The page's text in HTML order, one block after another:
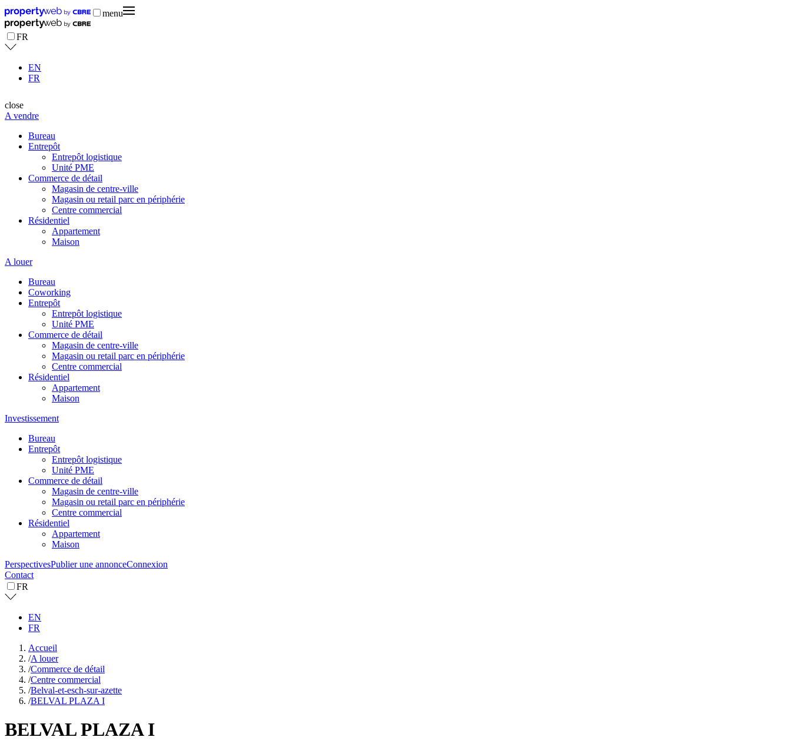
menu
FR
EN
FR
close
A vendre
Bureau
Entrepôt
Entrepôt logistique
Unité PME
Commerce de détail
Magasin de centre-ville
Magasin ou retail parc en périphérie
Centre commercial
Résidentiel
Appartement
Maison
A louer
Bureau
Coworking
Entrepôt
Entrepôt logistique
Unité PME
Commerce de détail
Magasin de centre-ville
Magasin ou retail parc en périphérie
Centre commercial
Résidentiel
Appartement
Maison
Investissement
Bureau
Entrepôt
Entrepôt logistique
Unité PME
Commerce de détail
Magasin de centre-ville
Magasin ou retail parc en périphérie
Centre commercial
Résidentiel
Appartement
Maison
PerspectivesPublier une annonceConnexion
Contact
FR
EN
FR
Accueil
/A louer
/Commerce de détail
/Centre commercial
/Belval-et-esch-sur-azette
/BELVAL PLAZA I
BELVAL PLAZA I